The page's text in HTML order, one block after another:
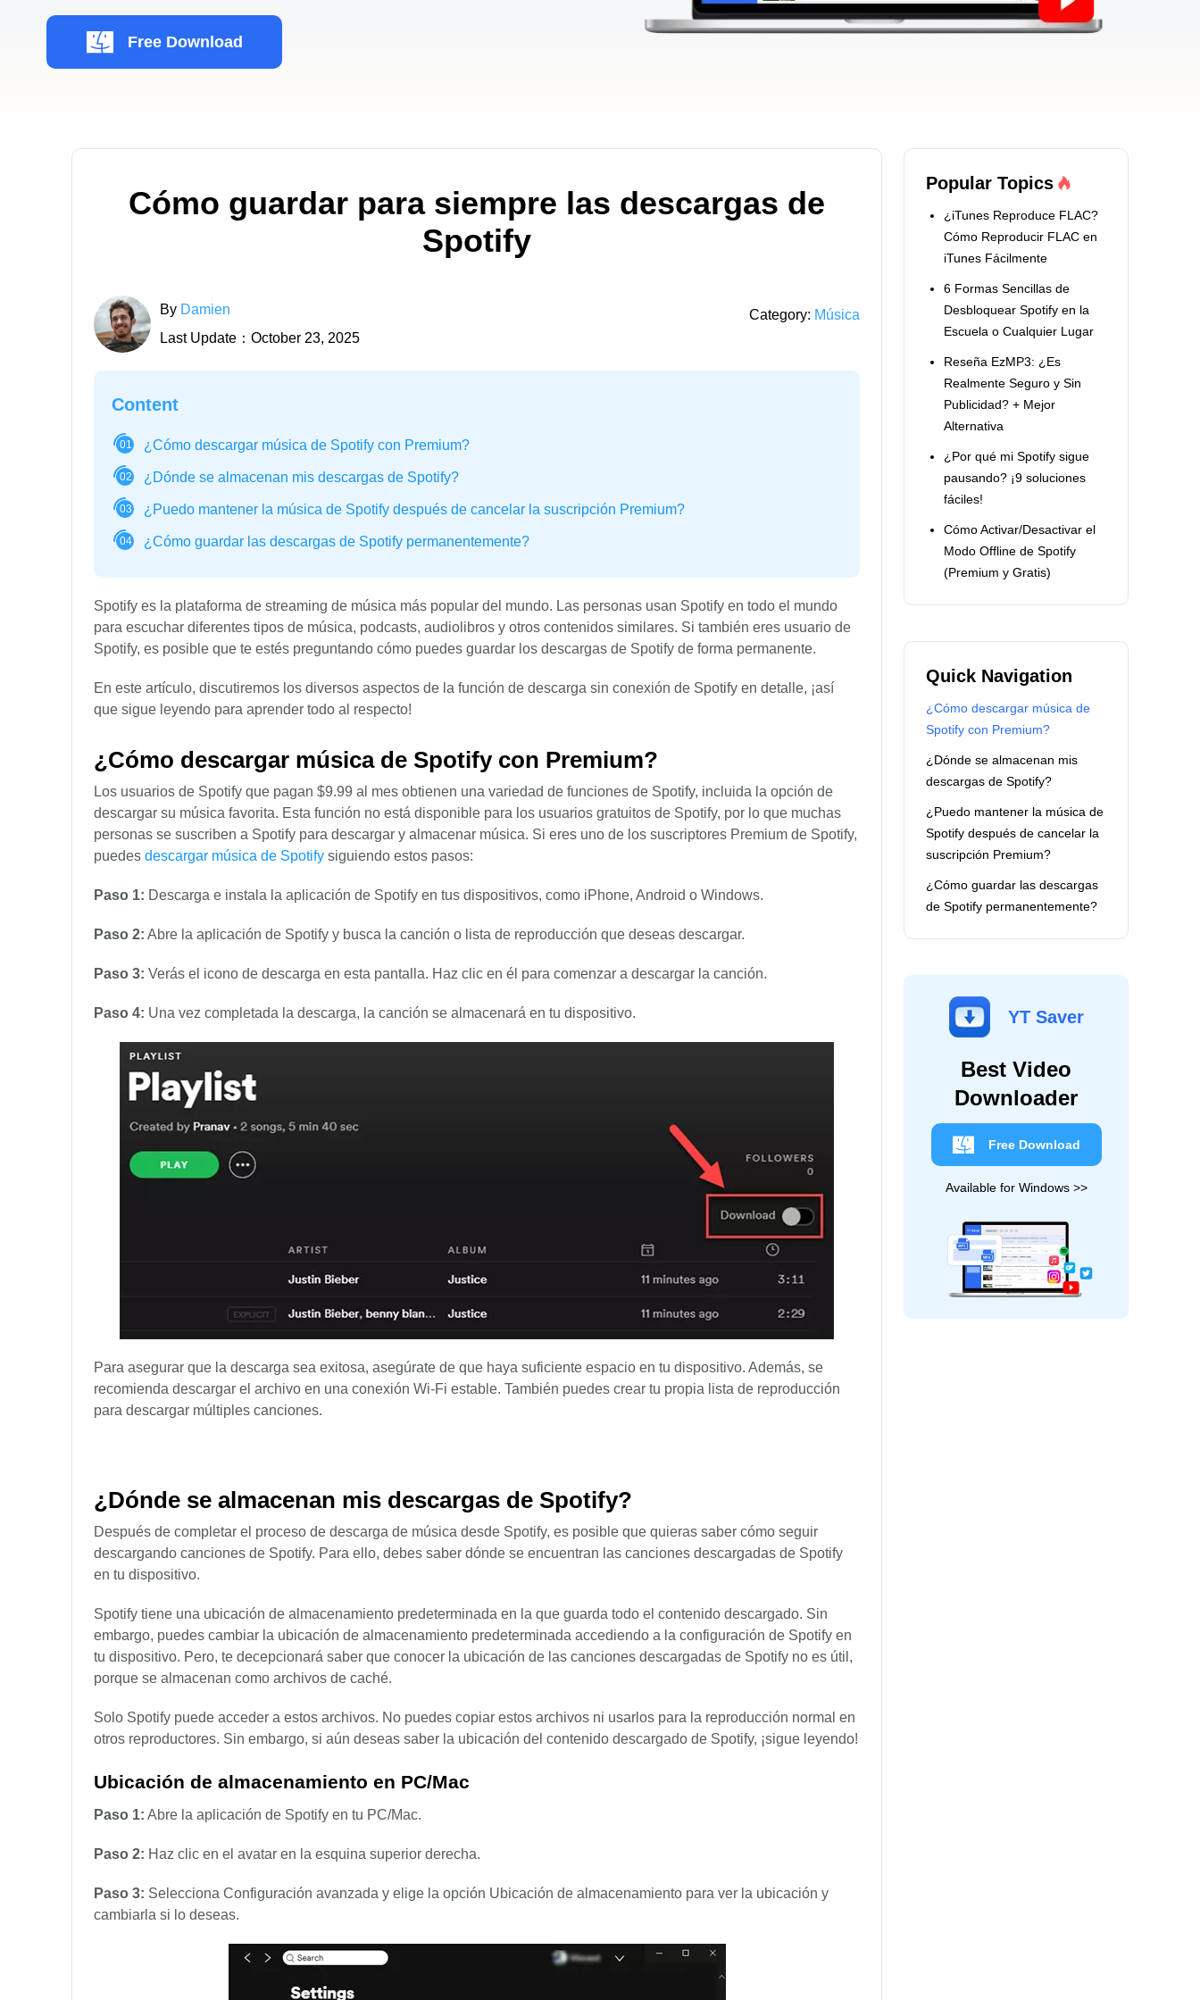
Free Download
Cómo guardar para siempre las descargas de
Spotify
By Damien
Last Update：October 23, 2025
Category: Música
Content
01 ¿Cómo descargar música de Spotify con Premium?
02 ¿Dónde se almacenan mis descargas de Spotify?
03 ¿Puedo mantener la música de Spotify después de cancelar la suscripción Premium?
04 ¿Cómo guardar las descargas de Spotify permanentemente?
Spotify es la plataforma de streaming de música más popular del mundo. Las personas usan Spotify en todo el mundo
para escuchar diferentes tipos de música, podcasts, audiolibros y otros contenidos similares. Si también eres usuario de
Spotify, es posible que te estés preguntando cómo puedes guardar los descargas de Spotify de forma permanente.
En este artículo, discutiremos los diversos aspectos de la función de descarga sin conexión de Spotify en detalle, ¡así
que sigue leyendo para aprender todo al respecto!
¿Cómo descargar música de Spotify con Premium?
Los usuarios de Spotify que pagan $9.99 al mes obtienen una variedad de funciones de Spotify, incluida la opción de
descargar su música favorita. Esta función no está disponible para los usuarios gratuitos de Spotify, por lo que muchas
personas se suscriben a Spotify para descargar y almacenar música. Si eres uno de los suscriptores Premium de Spotify,
puedes descargar música de Spotify siguiendo estos pasos:
Paso 1: Descarga e instala la aplicación de Spotify en tus dispositivos, como iPhone, Android o Windows.
Paso 2: Abre la aplicación de Spotify y busca la canción o lista de reproducción que deseas descargar.
Paso 3: Verás el icono de descarga en esta pantalla. Haz clic en él para comenzar a descargar la canción.
Paso 4: Una vez completada la descarga, la canción se almacenará en tu dispositivo.
Para asegurar que la descarga sea exitosa, asegúrate de que haya suficiente espacio en tu dispositivo. Además, se
recomienda descargar el archivo en una conexión Wi-Fi estable. También puedes crear tu propia lista de reproducción
para descargar múltiples canciones.
¿Dónde se almacenan mis descargas de Spotify?
Después de completar el proceso de descarga de música desde Spotify, es posible que quieras saber cómo seguir
descargando canciones de Spotify. Para ello, debes saber dónde se encuentran las canciones descargadas de Spotify
en tu dispositivo.
Spotify tiene una ubicación de almacenamiento predeterminada en la que guarda todo el contenido descargado. Sin
embargo, puedes cambiar la ubicación de almacenamiento predeterminada accediendo a la configuración de Spotify en
tu dispositivo. Pero, te decepcionará saber que conocer la ubicación de las canciones descargadas de Spotify no es útil,
porque se almacenan como archivos de caché.
Solo Spotify puede acceder a estos archivos. No puedes copiar estos archivos ni usarlos para la reproducción normal en
otros reproductores. Sin embargo, si aún deseas saber la ubicación del contenido descargado de Spotify, ¡sigue leyendo!
Ubicación de almacenamiento en PC/Mac
Paso 1: Abre la aplicación de Spotify en tu PC/Mac.
Paso 2: Haz clic en el avatar en la esquina superior derecha.
Paso 3: Selecciona Configuración avanzada y elige la opción Ubicación de almacenamiento para ver la ubicación y
cambiarla si lo deseas.
Popular Topics
¿iTunes Reproduce FLAC?
Cómo Reproducir FLAC en
iTunes Fácilmente
6 Formas Sencillas de
Desbloquear Spotify en la
Escuela o Cualquier Lugar
Reseña EzMP3: ¿Es
Realmente Seguro y Sin
Publicidad? + Mejor
Alternativa
¿Por qué mi Spotify sigue
pausando? ¡9 soluciones
fáciles!
Cómo Activar/Desactivar el
Modo Offline de Spotify
(Premium y Gratis)
Quick Navigation
¿Cómo descargar música de
Spotify con Premium?
¿Dónde se almacenan mis
descargas de Spotify?
¿Puedo mantener la música de
Spotify después de cancelar la
suscripción Premium?
¿Cómo guardar las descargas
de Spotify permanentemente?
YT Saver
Best Video
Downloader
Free Download
Available for Windows >>